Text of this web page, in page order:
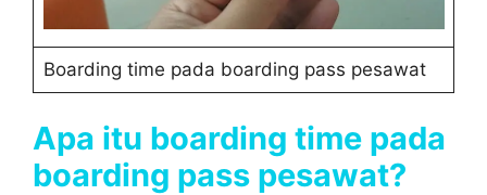
Boarding time pada boarding pass pesawat
Apa itu boarding time pada
boarding pass pesawat?